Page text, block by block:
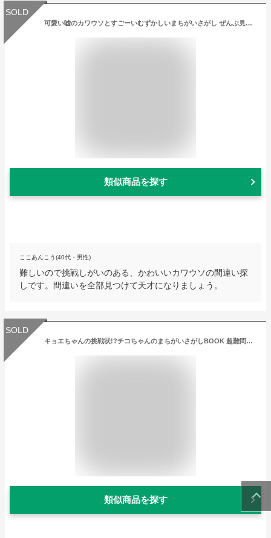
SOLD
可愛い嘘のカワウソとすごーいむずかしいまちがいさがし ぜんぶ見つけたら天才!! / Lommy 【本】
類似商品を探す
ここあんこう(40代・男性)
難しいので挑戦しがいのある、かわいいカワウソの間違い探
しです。間違いを全部見つけて天才になりましょう。
SOLD
キョエちゃんの挑戦状!?チコちゃんのまちがいさがしBOOK 超難問で脳みそトレーニング![本/雑誌] (単行本・ムック) / NHK「チコちゃんに叱られる!」制作班/監修
類似商品を探す